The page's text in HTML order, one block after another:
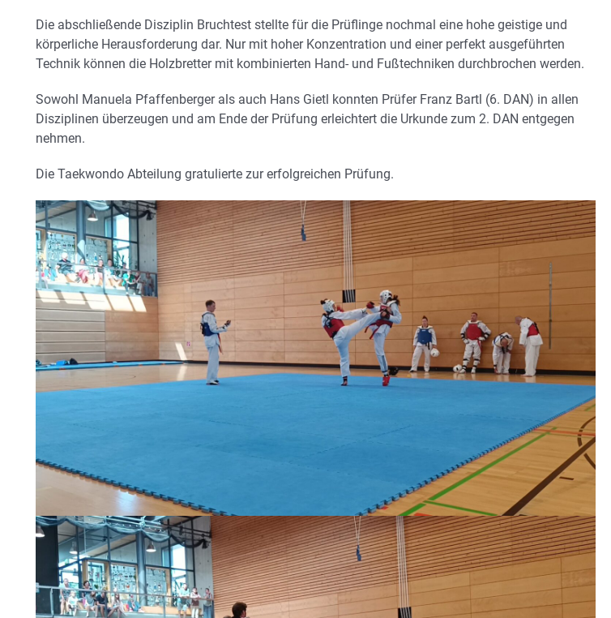
Die abschließende Disziplin Bruchtest stellte für die Prüflinge nochmal eine hohe geistige und
körperliche Herausforderung dar. Nur mit hoher Konzentration und einer perfekt ausgeführten
Technik können die Holzbretter mit kombinierten Hand- und Fußtechniken durchbrochen werden.
Sowohl Manuela Pfaffenberger als auch Hans Gietl konnten Prüfer Franz Bartl (6. DAN) in allen
Disziplinen überzeugen und am Ende der Prüfung erleichtert die Urkunde zum 2. DAN entgegen
nehmen.
Die Taekwondo Abteilung gratulierte zur erfolgreichen Prüfung.